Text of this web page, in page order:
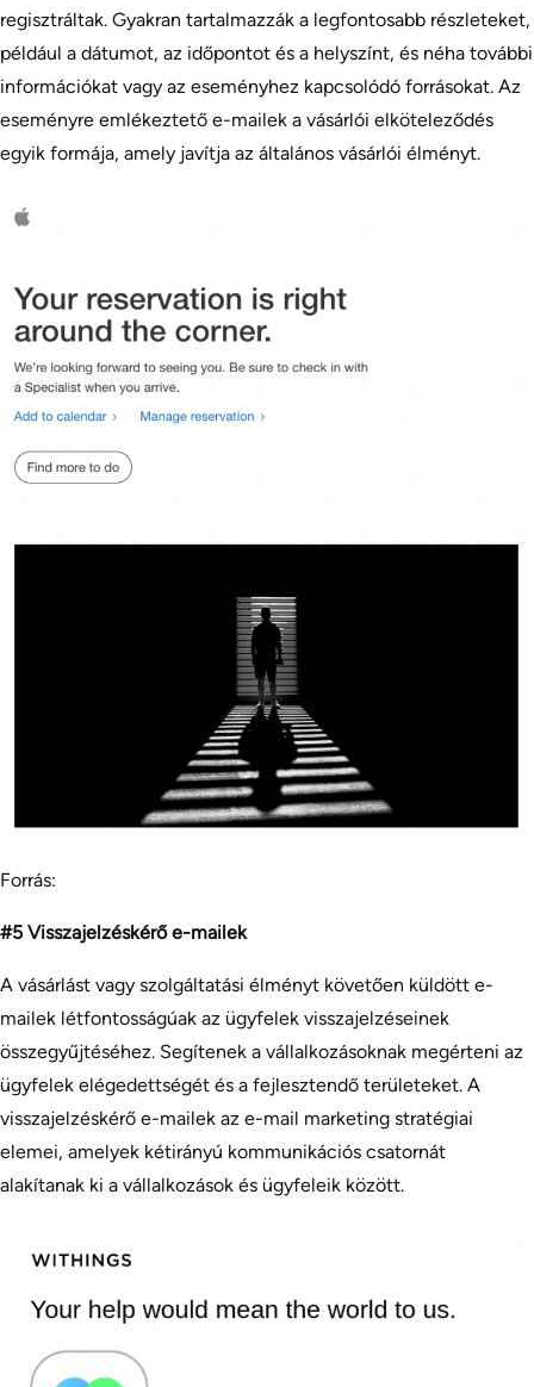
regisztráltak. Gyakran tartalmazzák a legfontosabb részleteket,
például a dátumot, az időpontot és a helyszínt, és néha további
információkat vagy az eseményhez kapcsolódó forrásokat. Az
eseményre emlékeztető e-mailek a vásárlói elköteleződés
egyik formája, amely javítja az általános vásárlói élményt.
Forrás:
#5 Visszajelzéskérő e-mailek
A vásárlást vagy szolgáltatási élményt követően küldött e-
mailek létfontosságúak az ügyfelek visszajelzéseinek
összegyűjtéséhez. Segítenek a vállalkozásoknak megérteni az
ügyfelek elégedettségét és a fejlesztendő területeket. A
visszajelzéskérő e-mailek az e-mail marketing stratégiai
elemei, amelyek kétirányú kommunikációs csatornát
alakítanak ki a vállalkozások és ügyfeleik között.